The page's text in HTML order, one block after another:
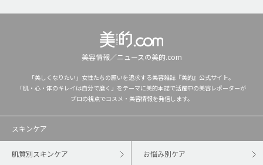
美容情報／ニュースの美的.com
「美しくなりたい」女性たちの願いを追求する美容雑誌『美的』公式サイト。
「肌・心・体のキレイは自分で磨く」をテーマに美的本誌で活躍中の美容レポーターが
プロの視点でコスメ・美容情報を発信します。
スキンケア
肌質別スキンケア お悩み別ケア